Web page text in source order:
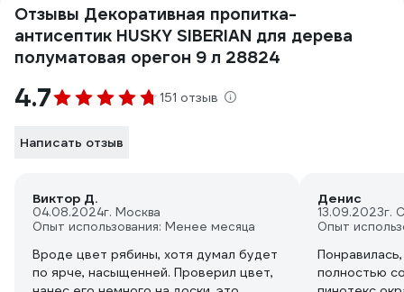
Отзывы Декоративная пропитка-
антисептик HUSKY SIBERIAN для дерева
полуматовая орегон 9 л 28824
4.7 151 отзыв
Написать отзыв
Виктор Д.
04.08.2024г. Москва
Опыт использования: Менее месяца
Вроде цвет рябины, хотя думал будет
по ярче, насыщенней. Проверил цвет,
Денис
13.09.2023г.
Опыт
полностью